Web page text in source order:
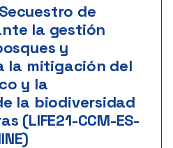
Secuestro de
la gestión
y
la mitigación del
y la
la biodiversidad
(LIFE21-CCM-ES-